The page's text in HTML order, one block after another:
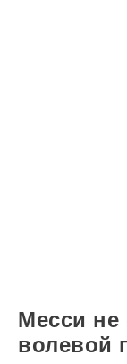
Месси не
волевой